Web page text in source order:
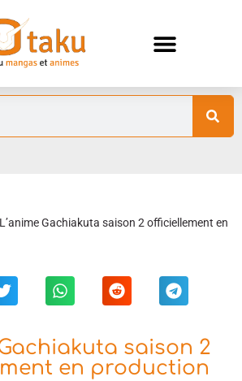
L’anime Gachiakuta saison 2 officiellement en
saison 2
en production